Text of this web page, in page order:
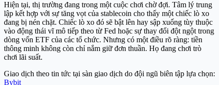
Hiện tại, thị trường đang trong một cuộc chơi chờ đợi. Tâm lý trung
lập kết hợp với sự tăng vọt của stablecoin cho thấy một chiếc lò xo
đang bị nén chặt. Chiếc lò xo đó sẽ bật lên hay sập xuống tùy thuộc
vào động thái vĩ mô tiếp theo từ Fed hoặc sự thay đổi đột ngột trong
dòng vốn ETF của các tổ chức. Nhưng có một điều rõ ràng: tiền
thông minh không còn chỉ nắm giữ đơn thuần. Họ đang chơi trò
chơi lãi suất.
Giao dịch theo tin tức tại sàn giao dịch do đội ngũ biên tập lựa chọn:
Bybit